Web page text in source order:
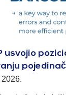
usvojio